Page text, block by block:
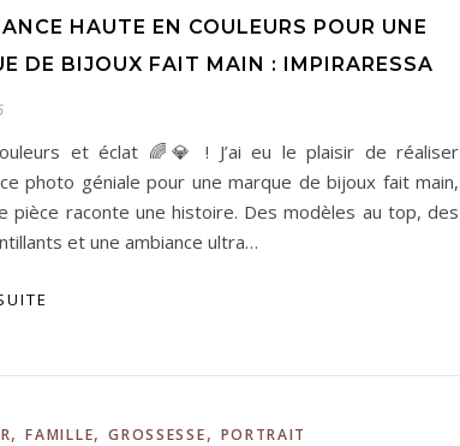
HAUTE EN COULEURS POUR UNE
DE BIJOUX FAIT MAIN : IMPIRARESSA
et éclat 🌈💎 ! J’ai eu le plaisir de réaliser
photo géniale pour une marque de bijoux fait main,
pièce raconte une histoire. Des modèles au top, des
et une ambiance ultra…
,FAMILLE,GROSSESSE, PORTRAIT